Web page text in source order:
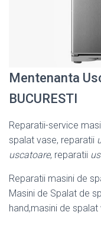
Mentenanta
BUCURESTI
Reparatii-service
spalat vase, reparatii
uscatoare, reparatii
Reparatii masini de
Masini de Spalat de
hand,masini de spalat